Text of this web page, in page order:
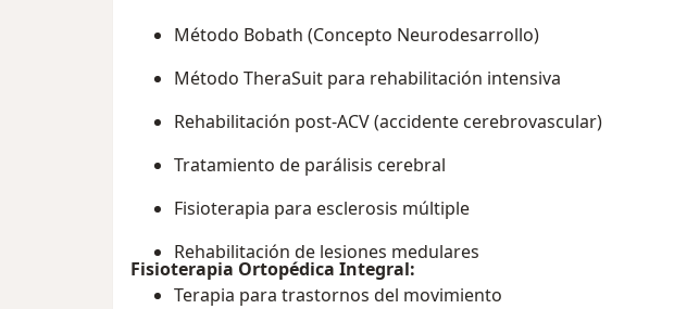
Método Bobath (Concepto Neurodesarrollo)
Método TheraSuit para rehabilitación intensiva
Rehabilitación post-ACV (accidente cerebrovascular)
Tratamiento de parálisis cerebral
Fisioterapia para esclerosis múltiple
Rehabilitación de lesiones medulares
Terapia para trastornos del movimiento
Fisioterapia Ortopédica Integral: